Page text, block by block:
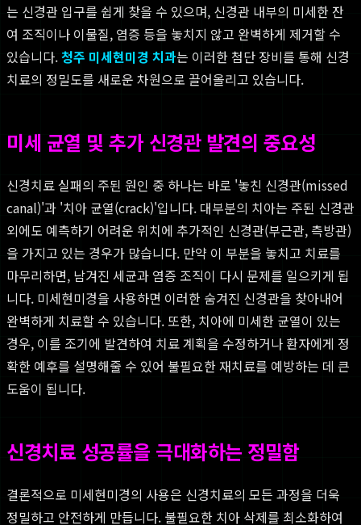
는 신경관 입구를 쉽게 찾을 수 있으며, 신경관 내부의 미세한 잔
여 조직이나 이물질, 염증 등을 놓치지 않고 완벽하게 제거할 수
있습니다.청주 미세현미경 치과는 이러한 첨단 장비를 통해 신경
치료의 정밀도를 새로운 차원으로 끌어올리고 있습니다.
미세 균열 및 추가 신경관 발견의 중요성
신경치료 실패의 주된 원인 중 하나는 바로 '놓친 신경관(missed
canal)'과 '치아 균열(crack)'입니다. 대부분의 치아는 주된 신경관
외에도 예측하기 어려운 위치에 추가적인 신경관(부근관, 측방관)
을 가지고 있는 경우가 많습니다. 만약 이 부분을 놓치고 치료를
마무리하면, 남겨진 세균과 염증 조직이 다시 문제를 일으키게 됩
니다. 미세현미경을 사용하면 이러한 숨겨진 신경관을 찾아내어
완벽하게 치료할 수 있습니다. 또한, 치아에 미세한 균열이 있는
경우, 이를 조기에 발견하여 치료 계획을 수정하거나 환자에게 정
확한 예후를 설명해줄 수 있어 불필요한 재치료를 예방하는 데 큰
도움이 됩니다.
신경치료 성공률을 극대화하는 정밀함
결론적으로 미세현미경의 사용은 신경치료의 모든 과정을 더욱
정밀하고 안전하게 만듭니다. 불필요한 치아 삭제를 최소화하여